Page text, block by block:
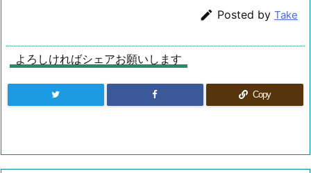
 Posted by Take
よろしければシェアお願いします
Copy